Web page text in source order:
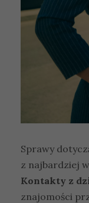
Sprawy
z najbardziej
Kontakty z
znajomości